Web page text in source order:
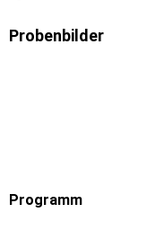
Probenbilder
Programm